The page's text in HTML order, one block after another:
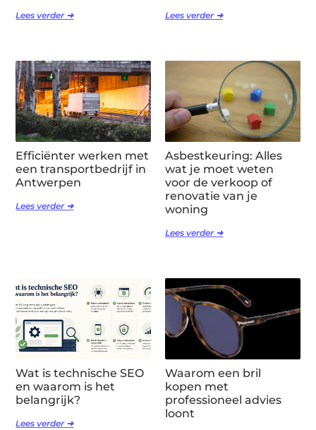
Lees verder ➜ Lees verder ➜
Efficiënter werken met
een transportbedrijf in
Antwerpen
Lees verder ➜
Asbestkeuring: Alles
wat je moet weten
voor de verkoop of
renovatie van je
woning
Lees verder ➜
Wat is technische SEO
en waarom is het
belangrijk?
Lees verder ➜
Waarom een bril
kopen met
professioneel advies
loont